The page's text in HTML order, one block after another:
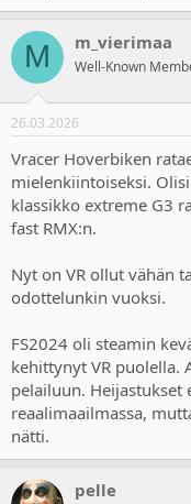
M m_vierimaa
Well-Known
26.03.2026
Vracer Hoverbiken
mielenkiintoiseksi.
klassikko extreme G3
fast RMX:n.
Nyt on VR ollut vähän
odottelunkin vuoksi.
FS2024 oli steamin
kehittynyt VR puolella.
pelailuun.
reaalimaailmassa,
nätti.
pelle